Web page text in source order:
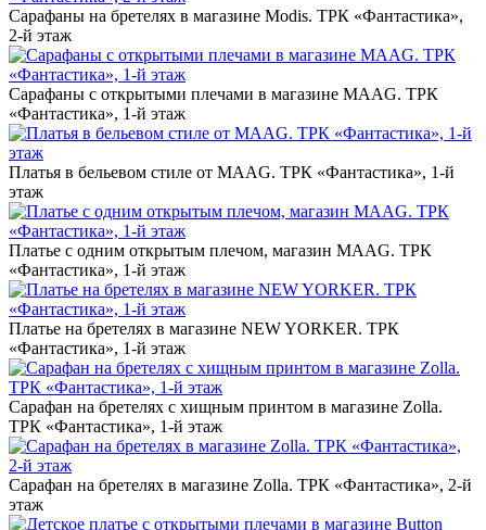
Сарафаны на бретелях в магазине Modis. ТРК «Фантастика»,
2-й этаж
Сарафаны с открытыми плечами в магазине MAAG. ТРК
«Фантастика», 1-й этаж
Платья в бельевом стиле от MAAG. ТРК «Фантастика», 1-й
этаж
Платье с одним открытым плечом, магазин MAAG. ТРК
«Фантастика», 1-й этаж
Платье на бретелях в магазине NEW YORKER. ТРК
«Фантастика», 1-й этаж
Сарафан на бретелях с хищным принтом в магазине Zolla.
ТРК «Фантастика», 1-й этаж
Сарафан на бретелях в магазине Zolla. ТРК «Фантастика», 2-й
этаж